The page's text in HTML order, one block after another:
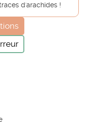
d'arachides !